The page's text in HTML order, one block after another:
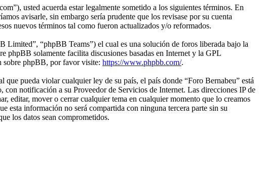
usted acuerda estar legalmente sometido a los siguientes términos. En
avisarle, sin embargo sería prudente que los revisase por su cuenta
nuevos términos tal como fueron actualizados y/o reformados.
Limited”, “phpBB Teams”) el cual es una solución de foros liberada bajo la
phpBB solamente facilita discusiones basadas en Internet y la GPL
sobre phpBB, por favor visite: https://www.phpbb.com/.
pueda violar cualquier ley de su país, el país donde “Foro Bernabeu” está
notificación a su Proveedor de Servicios de Internet. Las direcciones IP de
editar, mover o cerrar cualquier tema en cualquier momento que lo creamos
esta información no será compartida con ninguna tercera parte sin su
los datos sean comprometidos.